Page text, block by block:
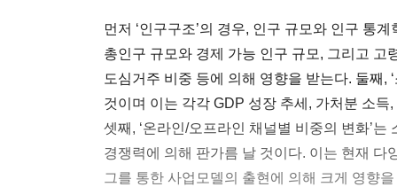
먼저 ‘인구구조’의 경우, 인구 규모와 인구 통
총인구 규모와 경제 가능 인구 규모, 그리고 고
도심거주 비중 등에 의해 영향을 받는다. 둘째,
것이며 이는 각각 GDP 성장 추세, 가처분 소
셋째, ‘온라인/오프라인 채널별 비중의 변화’
경쟁력에 의해 판가름 날 것이다. 이는 현재
그를 통한 사업모델의 출현에 의해 크게 영향